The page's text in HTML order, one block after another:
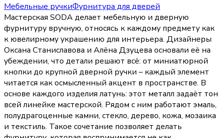
Мебельные ручкиФурнитура для дверей
Мастерская SODA делает мебельную и дверную
фурнитуру вручную, относясь к каждому предмету как
к ювелирному украшению для интерьера. Дизайнеры
Оксана Станиславова и Алёна Дзуцева основали её на
убеждении, что детали решают всё: от миниатюрной
кнопки до крупной дверной ручки – каждый элемент
читается как осмысленный акцент в пространстве. В
основе каждого изделия латунь: этот металл задаёт тон
всей линейке мастерской. Рядом с ним работают эмаль,
полудрагоценные камни, стекло, дерево, кожа, мозаика
и текстиль. Такое сочетание позволяет делать